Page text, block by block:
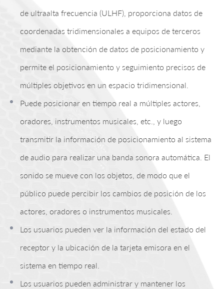
de ultraalta frecuencia (ULHF), proporciona datos de
coordenadas tridimensionales a equipos de terceros
mediante la obtención de datos de posicionamiento y
permite el posicionamiento y seguimiento precisos de
múltiples objetivos en un espacio tridimensional.
Puede posicionar en tiempo real a múltiples actores,
oradores, instrumentos musicales, etc., y luego
transmitir la información de posicionamiento al sistema
de audio para realizar una banda sonora automática. El
sonido se mueve con los objetos, de modo que el
público puede percibir los cambios de posición de los
actores, oradores o instrumentos musicales.
Los usuarios pueden ver la información del estado del
receptor y la ubicación de la tarjeta emisora ​​en el
sistema en tiempo real.
Los usuarios pueden administrar y mantener los